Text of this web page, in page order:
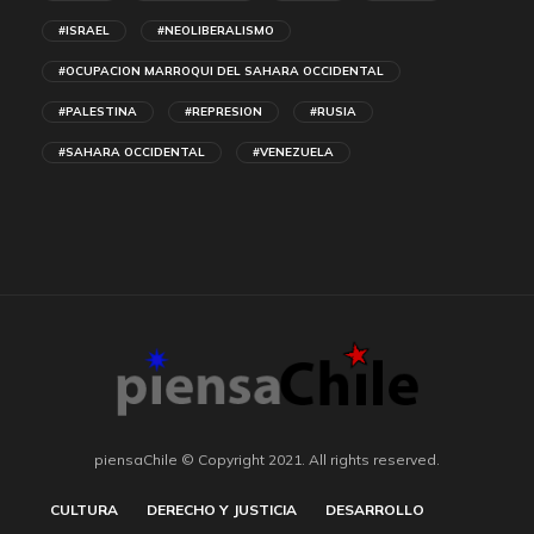
#ISRAEL #NEOLIBERALISMO
#OCUPACION MARROQUI DEL SAHARA OCCIDENTAL
#PALESTINA #REPRESION #RUSIA
#SAHARA OCCIDENTAL #VENEZUELA
piensaChile © Copyright 2021. All rights reserved.
CULTURA DERECHO Y JUSTICIA DESARROLLO